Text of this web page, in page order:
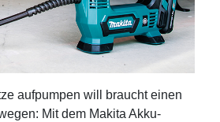
aufpumpen will braucht einen
Mit dem Makita Akku-